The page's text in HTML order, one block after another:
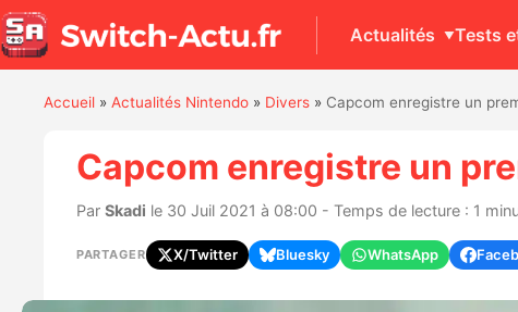
Actualités Tests
Accueil» Actualités Nintendo» Divers» Capcom enregistre un
Capcom enregistre un
Par Skadi le 30 Juil 2021 à 08:00 - Temps de lecture : 1
PARTAGER X/Twitter Bluesky WhatsApp